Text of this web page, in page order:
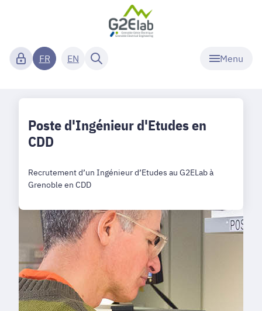
Menu
FR EN
Poste d'Ingénieur d'Etudes en
CDD
Recrutement d’un Ingénieur d’Etudes au G2ELab à
Grenoble en CDD